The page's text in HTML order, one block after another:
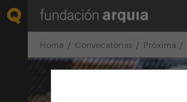
Home Convocatorias Próxima